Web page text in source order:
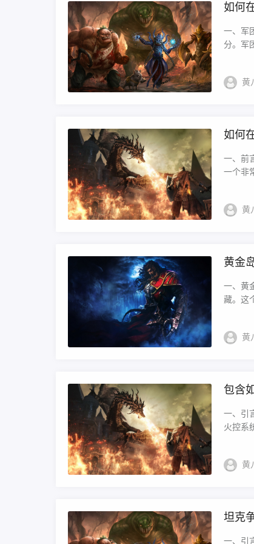
如何
一、军
分。军
黄
如何
一、前
一个非
黄
黄金
一、黄
藏。这
黄
包含
一、引
火控系
黄
坦克
一、引